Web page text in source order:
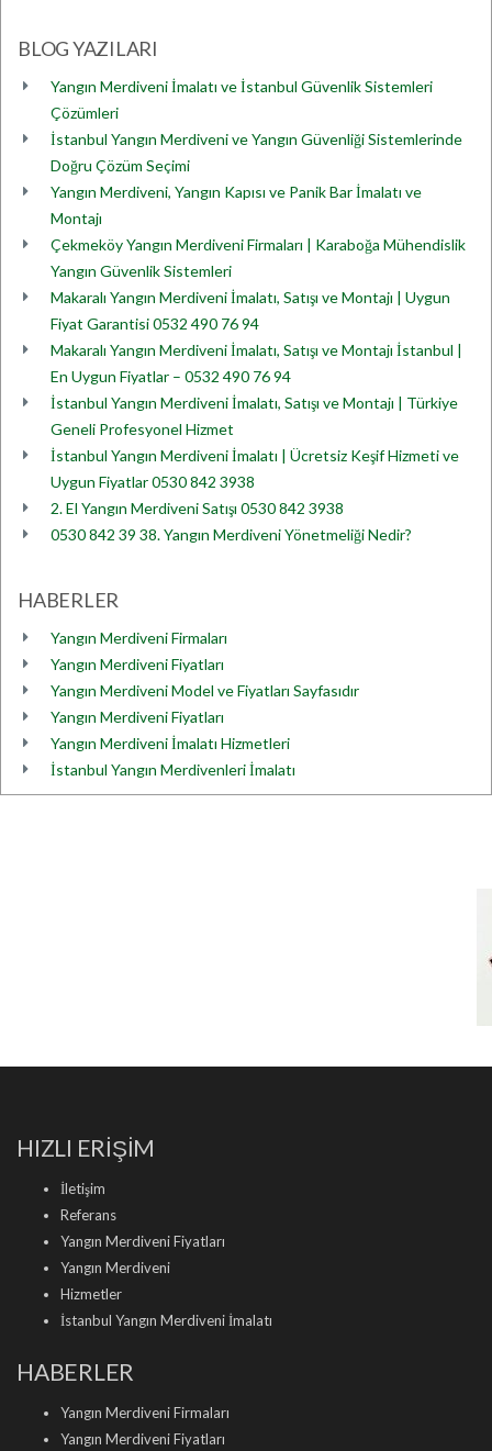
BLOG YAZILARI
Yangın Merdiveni İmalatı ve İstanbul Güvenlik Sistemleri
Çözümleri
İstanbul Yangın Merdiveni ve Yangın Güvenliği Sistemlerinde
Doğru Çözüm Seçimi
Yangın Merdiveni, Yangın Kapısı ve Panik Bar İmalatı ve
Montajı
Çekmeköy Yangın Merdiveni Firmaları | Karaboğa Mühendislik
Yangın Güvenlik Sistemleri
Makaralı Yangın Merdiveni İmalatı, Satışı ve Montajı | Uygun
Fiyat Garantisi 0532 490 76 94
Makaralı Yangın Merdiveni İmalatı, Satışı ve Montajı İstanbul |
En Uygun Fiyatlar – 0532 490 76 94
İstanbul Yangın Merdiveni İmalatı, Satışı ve Montajı | Türkiye
Geneli Profesyonel Hizmet
İstanbul Yangın Merdiveni İmalatı | Ücretsiz Keşif Hizmeti ve
Uygun Fiyatlar 0530 842 3938
2. El Yangın Merdiveni Satışı 0530 842 3938
0530 842 39 38. Yangın Merdiveni Yönetmeliği Nedir?
HABERLER
Yangın Merdiveni Firmaları
Yangın Merdiveni Fiyatları
Yangın Merdiveni Model ve Fiyatları Sayfasıdır
Yangın Merdiveni Fiyatları
Yangın Merdiveni İmalatı Hizmetleri
İstanbul Yangın Merdivenleri İmalatı
HIZLI ERİŞİM
İletişim
Referans
Yangın Merdiveni Fiyatları
Yangın Merdiveni
Hizmetler
İstanbul Yangın Merdiveni İmalatı
HABERLER
Yangın Merdiveni Firmaları
Yangın Merdiveni Fiyatları